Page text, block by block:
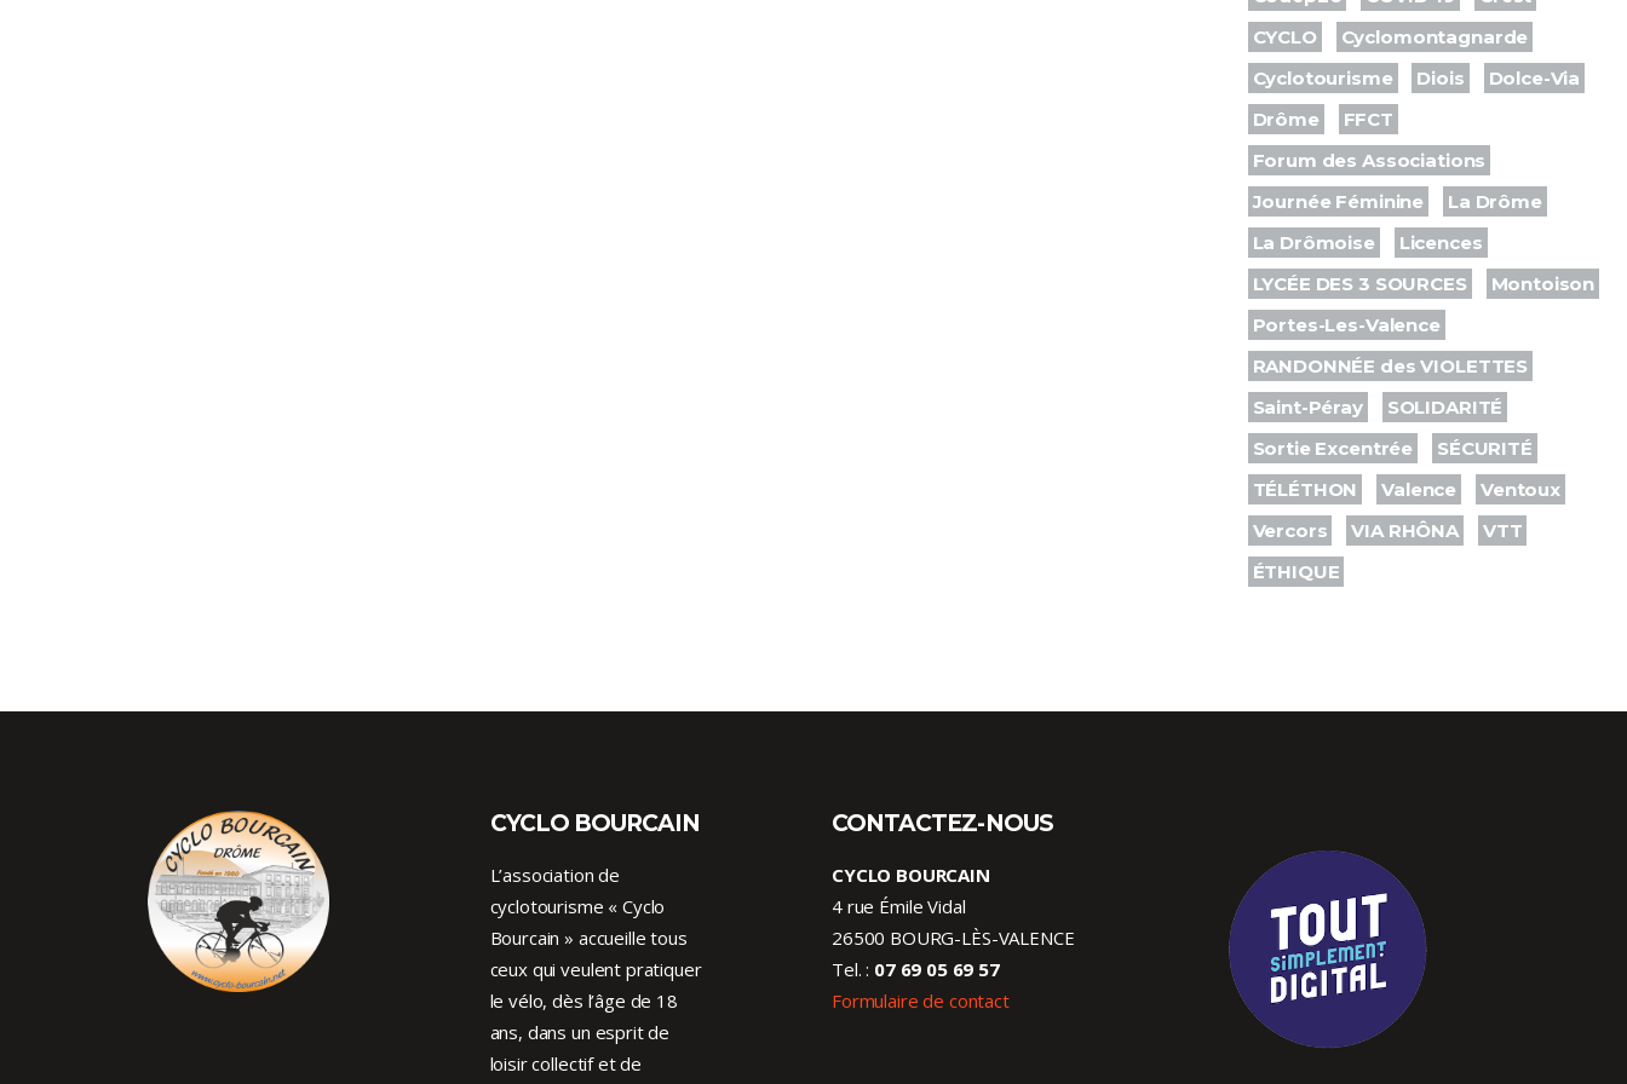
CYCLO
Cyclomontagnarde
Cyclotourisme
Diois
Dolce-Via
Drôme
FFCT
Forum des Associations
Journée Féminine
La Drôme
La Drômoise
Licences
LYCÉE DES 3 SOURCES
Montoison
Portes-Les-Valence
RANDONNÉE des VIOLETTES
Saint-Péray
SOLIDARITÉ
Sortie Excentrée
SÉCURITÉ
TÉLÉTHON
Valence
Ventoux
Vercors
VIA RHÔNA
VTT
ÉTHIQUE
CYCLO BOURCAIN
L’association de
cyclotourisme « Cyclo
Bourcain » accueille tous
ceux qui veulent pratiquer
le vélo, dès l’âge de 18
ans, dans un esprit de
loisir collectif et de
CONTACTEZ-NOUS
CYCLO BOURCAIN
4 rue Émile Vidal
26500 BOURG-LÈS-VALENCE
Tel. : 07 69 05 69 57
Formulaire de contact